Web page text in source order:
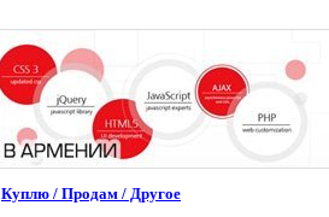
Куплю / Продам / Другое